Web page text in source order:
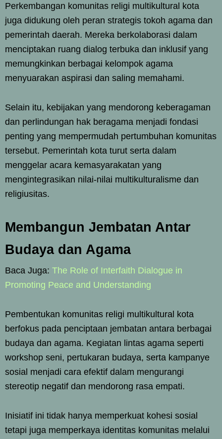
Perkembangan komunitas religi multikultural kota
juga didukung oleh peran strategis tokoh agama dan
pemerintah daerah. Mereka berkolaborasi dalam
menciptakan ruang dialog terbuka dan inklusif yang
memungkinkan berbagai kelompok agama
menyuarakan aspirasi dan saling memahami.
Selain itu, kebijakan yang mendorong keberagaman
dan perlindungan hak beragama menjadi fondasi
penting yang mempermudah pertumbuhan komunitas
tersebut. Pemerintah kota turut serta dalam
menggelar acara kemasyarakatan yang
mengintegrasikan nilai-nilai multikulturalisme dan
religiusitas.
Membangun Jembatan Antar
Budaya dan Agama
Baca Juga: The Role of Interfaith Dialogue in
Promoting Peace and Understanding
Pembentukan komunitas religi multikultural kota
berfokus pada penciptaan jembatan antara berbagai
budaya dan agama. Kegiatan lintas agama seperti
workshop seni, pertukaran budaya, serta kampanye
sosial menjadi cara efektif dalam mengurangi
stereotip negatif dan mendorong rasa empati.
Inisiatif ini tidak hanya memperkuat kohesi sosial
tetapi juga memperkaya identitas komunitas melalui